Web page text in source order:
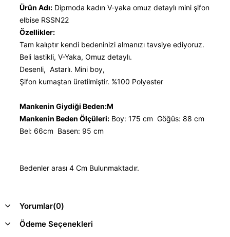
Ürün Adı: Dipmoda kadın V-yaka omuz detaylı mini şifon
elbise RSSN22
Özellikler:
Tam kalıptır kendi bedeninizi almanızı tavsiye ediyoruz.
Beli lastikli, V-Yaka, Omuz detaylı.
Desenli, Astarlı. Mini boy,
Şifon kumaştan üretilmiştir. %100 Polyester
Mankenin Giydiği Beden:M
Mankenin Beden Ölçüleri: Boy: 175 cm Göğüs: 88 cm
Bel: 66cm Basen: 95 cm
Bedenler arası 4 Cm Bulunmaktadır.
Yorumlar(0)
Ödeme Seçenekleri